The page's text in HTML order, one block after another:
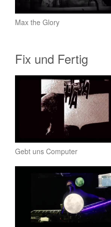
Max the Glory
Fix und Fertig
Gebt uns Computer